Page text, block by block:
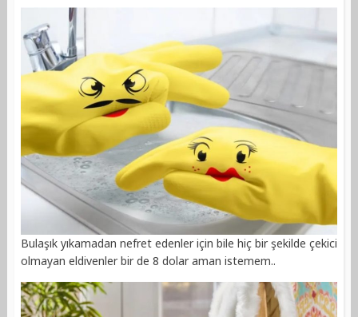
Bulaşık yıkamadan nefret edenler için bile hiç bir şekilde çekici
olmayan eldivenler bir de 8 dolar aman istemem..